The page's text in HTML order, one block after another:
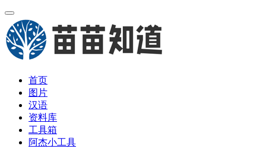
首页
图片
汉语
资料库
工具箱
阿杰小工具